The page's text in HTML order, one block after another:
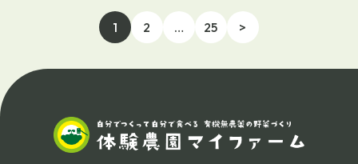
1 2 … 25 >